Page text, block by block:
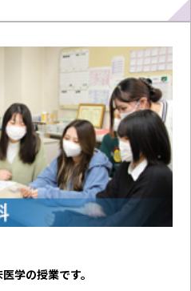
学の授業です。